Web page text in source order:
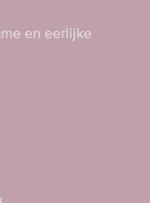
en eerlijke